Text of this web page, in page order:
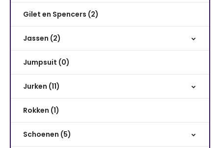
Gilet en Spencers (2)
Jassen (2)
Jumpsuit (0)
Jurken (11)
Rokken (1)
Schoenen (5)